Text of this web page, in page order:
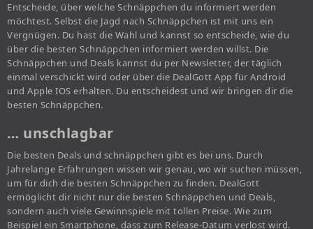
Entscheide, über welche Schnäppchen du informiert werden
möchtest. Selbst die Jagd nach Schnäppchen ist mit uns ein
Vergnügen. Du hast die Wahl und kannst so entscheide, wie du
über die besten Schnäppchen informiert werden willst. Die
Schnäppchen und Deals kannst du per Newsletter, der täglich
einmal verschickt wird oder über die DealGott App für Android
und Apple IOS erhalten. Du entscheidest und wir bringen dir die
besten Schnäppchen.
… unschlagbar
Die besten Deals und schnäppchen gibt es bei uns. Durch
Jahrelange Erfahrungen wissen wir genau, wo wir suchen müssen,
um für dich die besten Schnäppchen zu finden. DealGott
ermöglicht dir nicht nur die besten Schnäppchen und Deals,
sondern auch viele Gewinnspiele mit tollen Preise. Wie zum
Beispiel ein Smartphone, dass zum Release-Datum verlost wird.